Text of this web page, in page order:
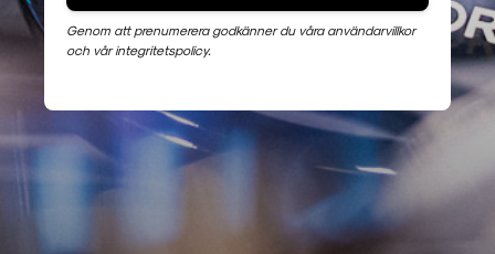
Genom att prenumerera godkänner du våra användarvillkor
och vår integritetspolicy.